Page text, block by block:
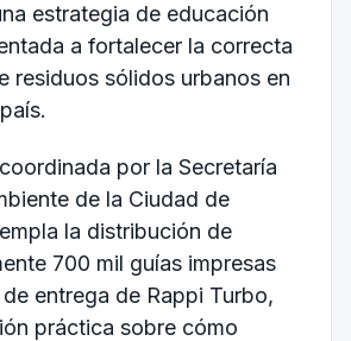
estrategia de educación
a fortalecer la correcta
residuos sólidos urbanos en
por la Secretaría
de la Ciudad de
la distribución de
700 mil guías impresas
entrega de Rappi Turbo,
práctica sobre cómo